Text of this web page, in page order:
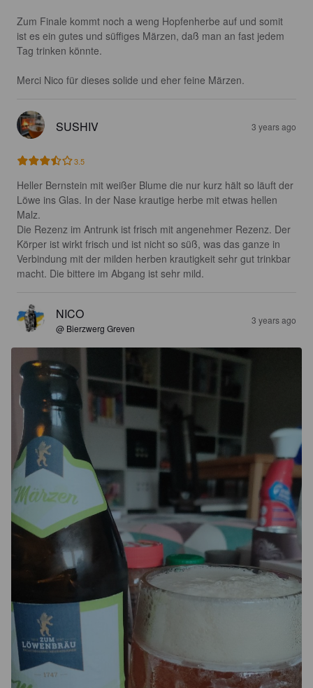
Zum Finale kommt noch a weng Hopfenherbe auf und somit
ist es ein gutes und süffiges Märzen, daß man an fast jedem
Tag trinken könnte.
Merci Nico für dieses solide und eher feine Märzen.
SUSHIV 3 years ago
3.5
Heller Bernstein mit weißer Blume die nur kurz hält so läuft der
Löwe ins Glas. In der Nase krautige herbe mit etwas hellen
Malz.
Die Rezenz im Antrunk ist frisch mit angenehmer Rezenz. Der
Körper ist wirkt frisch und ist nicht so süß, was das ganze in
Verbindung mit der milden herben krautigkeit sehr gut trinkbar
macht. Die bittere im Abgang ist sehr mild.
NICO
@ Bierzwerg Greven
3 years ago